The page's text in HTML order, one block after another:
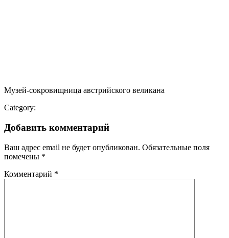
Музей-сокровищница австрийского великана
Category:
Добавить комментарий
Ваш адрес email не будет опубликован. Обязательные поля
помечены *
Комментарий *